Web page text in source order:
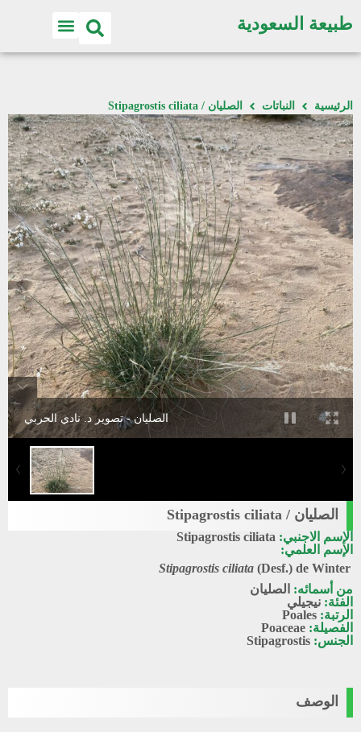
طبيعة السعودية
الرئيسية النباتات الصليان / Stipagrostis ciliata
الصليان - تصوير د. نادي الحربي
الصليان / Stipagrostis ciliata
الإسم الاجنبي: Stipagrostis ciliata
الإسم العلمي:
Stipagrostis ciliata (Desf.) de Winter
من أسمائه: الصليان
الفئة: نيجيلي
الرتبة: Poales
الفصيلة: Poaceae
الجنس: Stipagrostis
الوصف